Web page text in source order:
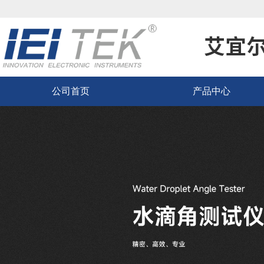
公司首页 产品中心